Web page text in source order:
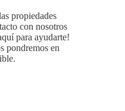
propiedades
con nosotros
para ayudarte!
pondremos en